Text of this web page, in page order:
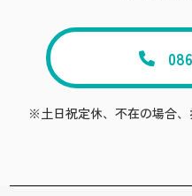
※土日祝定休、不在の場合